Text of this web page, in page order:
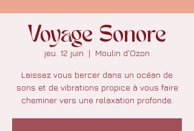
Voyage Sonore
jeu. 12 juin
  |
Moulin d'Ozon
Laissez vous bercer dans un océan de
sons et de vibrations propice à vous faire
cheminer vers une relaxation profonde.